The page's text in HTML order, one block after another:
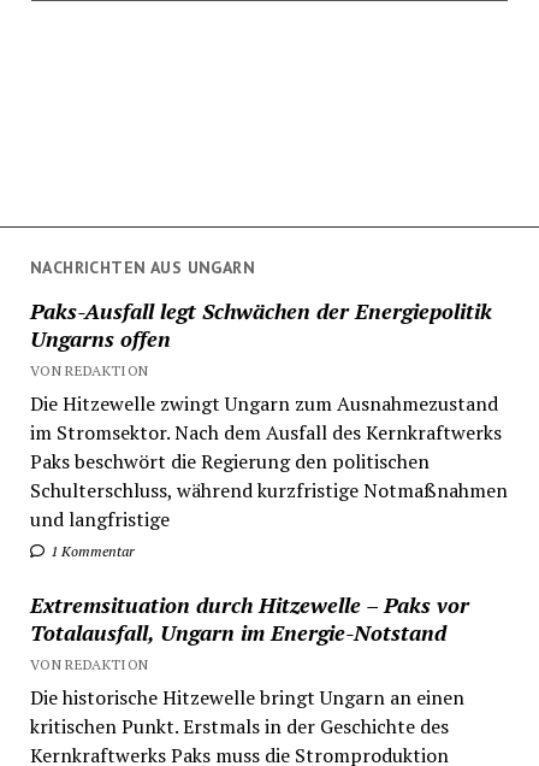
NACHRICHTEN AUS UNGARN
Paks-Ausfall legt Schwächen der Energiepolitik
Ungarns offen
VON REDAKTION
Die Hitzewelle zwingt Ungarn zum Ausnahmezustand
im Stromsektor. Nach dem Ausfall des Kernkraftwerks
Paks beschwört die Regierung den politischen
Schulterschluss, während kurzfristige Notmaßnahmen
und langfristige
1 Kommentar
Extremsituation durch Hitzewelle – Paks vor
Totalausfall, Ungarn im Energie-Notstand
VON REDAKTION
Die historische Hitzewelle bringt Ungarn an einen
kritischen Punkt. Erstmals in der Geschichte des
Kernkraftwerks Paks muss die Stromproduktion